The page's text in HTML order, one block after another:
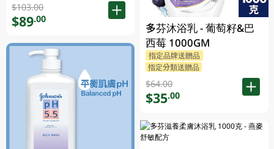
$103.00
$89.00
多芬沐浴乳 - 葡萄籽&巴
西莓 1000GM
指定品牌送贈品
指定分類送贈品
$64.00
$35.00